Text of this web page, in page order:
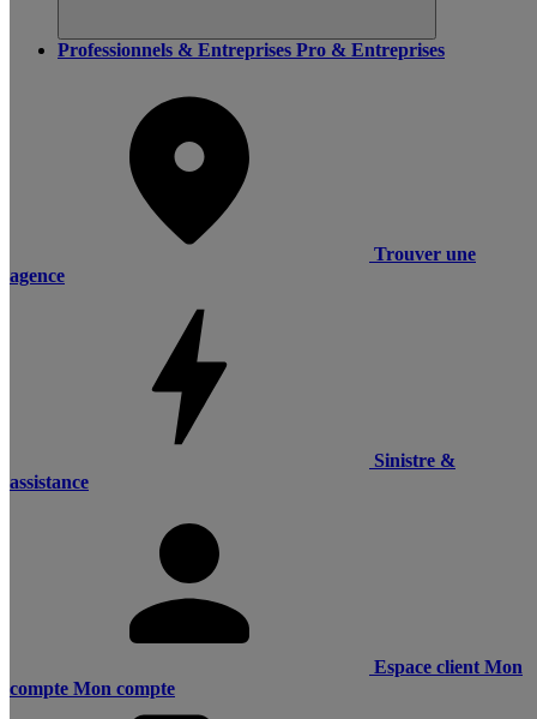
Professionnels & Entreprises Pro & Entreprises
Trouver une
agence
Sinistre &
assistance
Espace client Mon
compte Mon compte